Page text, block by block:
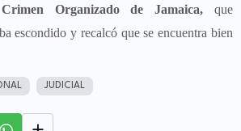
Organizado de Jamaica, que
escondido y recalcó que se encuentra bien
JUDICIAL